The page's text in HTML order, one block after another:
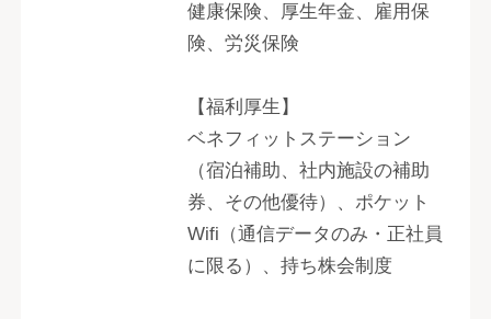
健康保険、厚生年金、雇用保
険、労災保険
【福利厚生】
ベネフィットステーション
（宿泊補助、社内施設の補助
券、その他優待）、ポケット
Wifi（通信データのみ・正社員
に限る）、持ち株会制度